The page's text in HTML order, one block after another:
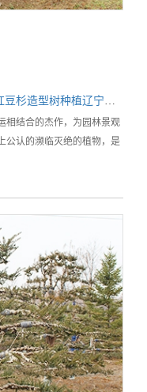
豆杉造型树种植辽宁红豆杉造型树基地
相结合的杰作，为园林景观
公认的濒临灭绝的植物，是
漫长的地质变迁中，它顽
红豆杉